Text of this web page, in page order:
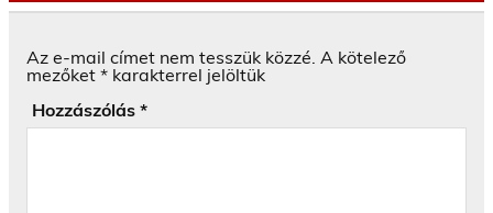
Az e-mail címet nem tesszük közzé. A kötelező
mezőket * karakterrel jelöltük
Hozzászólás *